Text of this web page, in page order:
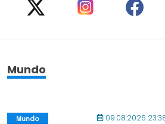
Mundo
Mundo 09.08.2026